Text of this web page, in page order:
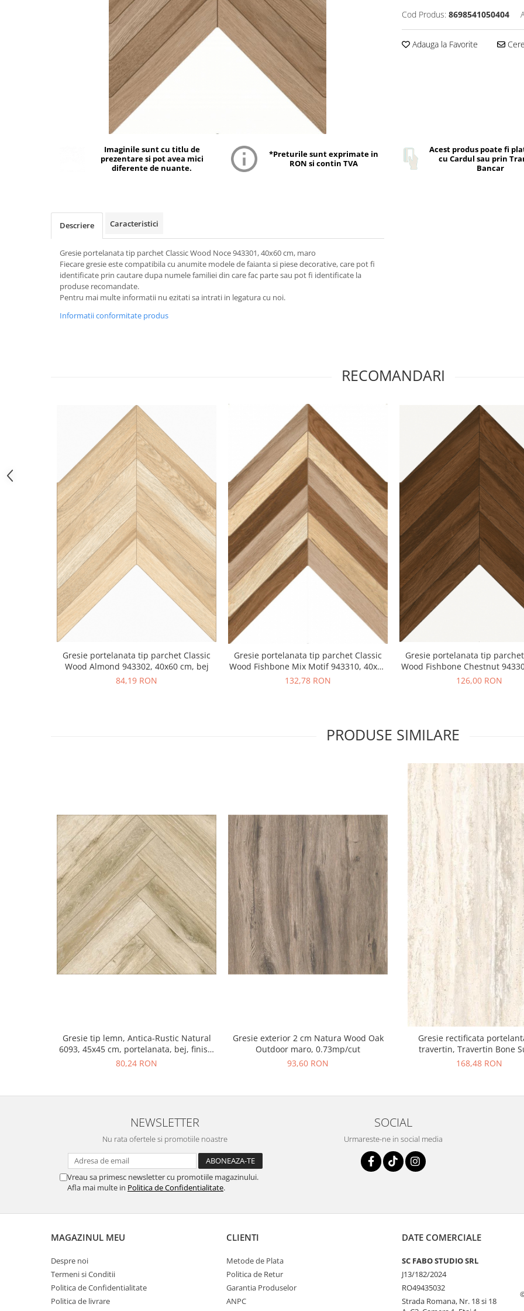
Cod Produs: 8698541050404
Adauga la Favorite
Imaginile sunt cu titlu de
prezentare si pot avea mici
diferente de nuante.
*Preturile sunt exprimate in
RON si contin TVA
Acest produs poate fi
cu Cardul sau prin
Bancar
Descriere Caracteristici
Gresie portelanata tip parchet Classic Wood Noce 943301, 40x60 cm, maro
Fiecare gresie este compatibila cu anumite modele de faianta si piese decorative, care pot fi
identificate prin cautare dupa numele familiei din care fac parte sau pot fi identificate la
produse recomandate.
Pentru mai multe informatii nu ezitati sa intrati in legatura cu noi.
Informatii conformitate produs
RECOMANDARI
Gresie portelanata tip parchet Classic
Wood Almond 943302, 40x60 cm, bej
84,19 RON
Gresie portelanata tip parchet Classic
Wood Fishbone Mix Motif 943310, 40x60
cm, bej, maro
132,78 RON
Gresie portelanata tip
Wood Fishbone Chestnut
cm, maro
126,00 RON
PRODUSE SIMILARE
Gresie tip lemn, Antica-Rustic Natural
6093, 45x45 cm, portelanata, bej, finisaj
mat
80,24 RON
Gresie exterior 2 cm Natura Wood Oak
Outdoor maro, 0.73mp/cut
93,60 RON
Gresie rectificata
travertin, Travertin Bone
25621011, 60x120 cm, bej,
168,48 RON
NEWSLETTER
Nu rata ofertele si promotiile noastre
Vreau sa primesc newsletter cu promotiile magazinului.
Afla mai multe in Politica de Confidentialitate.
SOCIAL
Urmareste-ne in social media
MAGAZINUL MEU
Despre noi
Termeni si Conditii
Politica de Confidentialitate
Politica de livrare
CLIENTI
Metode de Plata
Politica de Retur
Garantia Produselor
ANPC
DATE COMERCIALE
SC FABO STUDIO SRL
J13/182/2024
RO49435032
Strada Romana, Nr. 18 si 18